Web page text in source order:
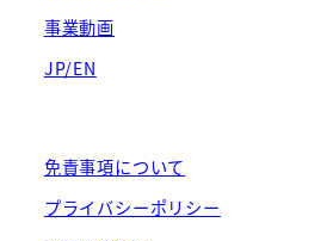
事業動画
JP/EN
免責事項について
プライバシーポリシー